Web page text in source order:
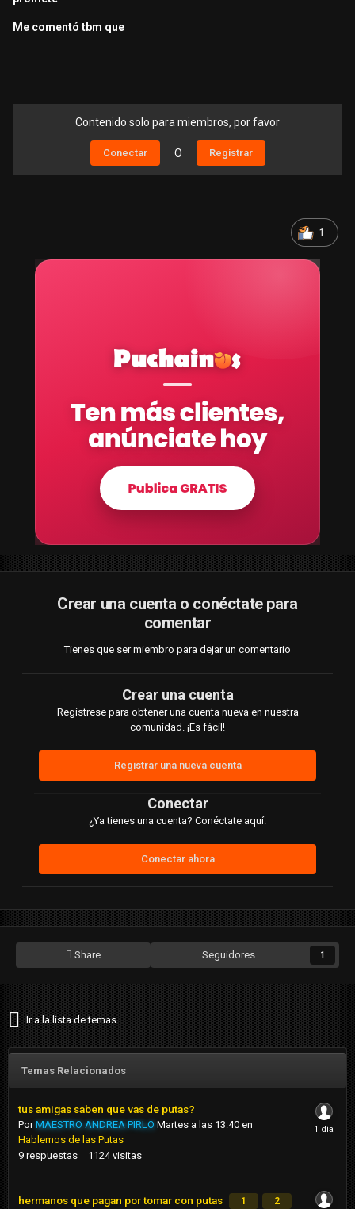
Me comentó tbm que
Contenido solo para miembros, por favor
Conectar O Registrar
1
Crear una cuenta o conéctate para
comentar
Tienes que ser miembro para dejar un comentario
Crear una cuenta
Regístrese para obtener una cuenta nueva en nuestra
comunidad. ¡Es fácil!
Registrar una nueva cuenta
Conectar
¿Ya tienes una cuenta? Conéctate aquí.
Conectar ahora
Share Seguidores 1
Ir a la lista de temas
Temas Relacionados
tus amigas saben que vas de putas?
PorMAESTRO ANDREA PIRLO Martes a las 13:40 en
Hablemos de las Putas
9 respuestas 1124 visitas
hermanos que pagan por tomar con putas 1 2